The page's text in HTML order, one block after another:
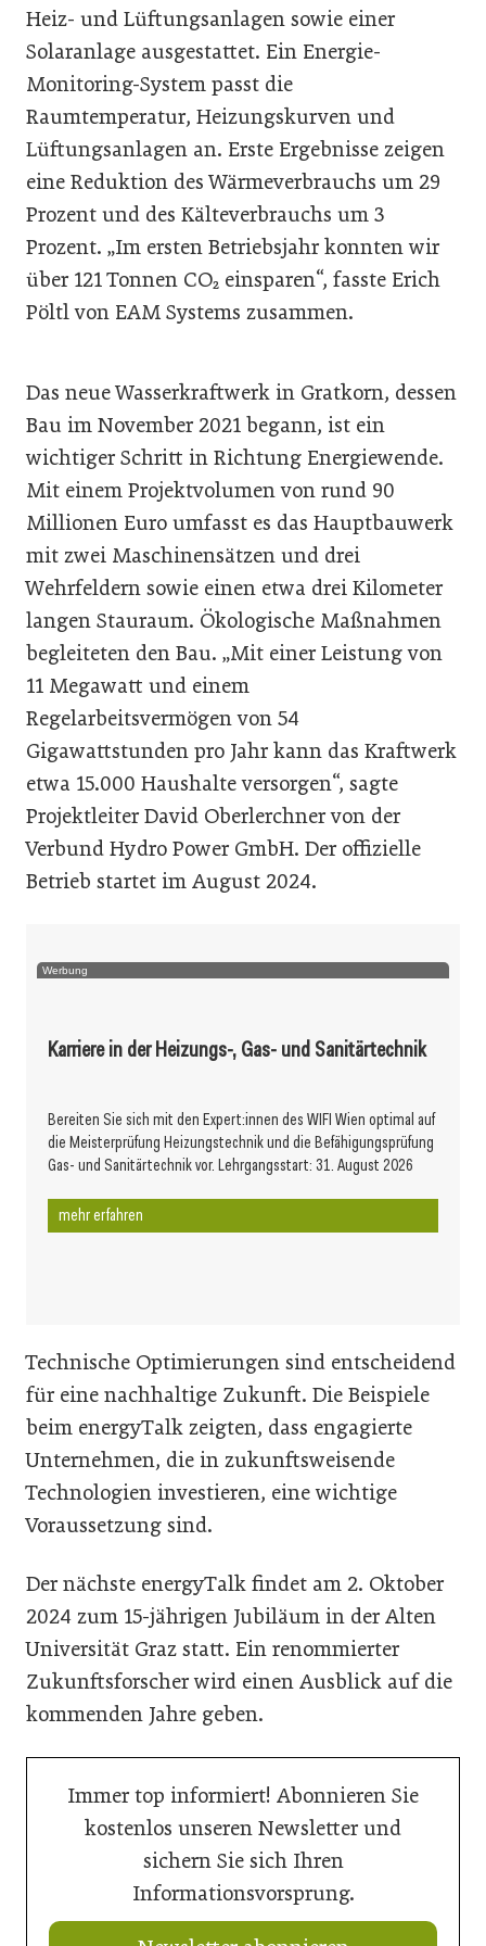
Heiz- und Lüftungsanlagen sowie einer
Solaranlage ausgestattet. Ein Energie-
Monitoring-System passt die
Raumtemperatur, Heizungskurven und
Lüftungsanlagen an. Erste Ergebnisse zeigen
eine Reduktion des Wärmeverbrauchs um 29
Prozent und des Kälteverbrauchs um 3
Prozent. „Im ersten Betriebsjahr konnten wir
über 121 Tonnen CO₂ einsparen“, fasste Erich
Pöltl von EAM Systems zusammen.
Das neue Wasserkraftwerk in Gratkorn, dessen
Bau im November 2021 begann, ist ein
wichtiger Schritt in Richtung Energiewende.
Mit einem Projektvolumen von rund 90
Millionen Euro umfasst es das Hauptbauwerk
mit zwei Maschinensätzen und drei
Wehrfeldern sowie einen etwa drei Kilometer
langen Stauraum. Ökologische Maßnahmen
begleiteten den Bau. „Mit einer Leistung von
11 Megawatt und einem
Regelarbeitsvermögen von 54
Gigawattstunden pro Jahr kann das Kraftwerk
etwa 15.000 Haushalte versorgen“, sagte
Projektleiter David Oberlerchner von der
Verbund Hydro Power GmbH. Der offizielle
Betrieb startet im August 2024.
Werbung
Karriere in der Heizungs-, Gas- und Sanitärtechnik
Bereiten Sie sich mit den Expert:innen des WIFI Wien optimal auf
die Meisterprüfung Heizungstechnik und die Befähigungsprüfung
Gas- und Sanitärtechnik vor. Lehrgangsstart: 31. August 2026
mehr erfahren
Technische Optimierungen sind entscheidend
für eine nachhaltige Zukunft. Die Beispiele
beim energyTalk zeigten, dass engagierte
Unternehmen, die in zukunftsweisende
Technologien investieren, eine wichtige
Voraussetzung sind.
Der nächste energyTalk findet am 2. Oktober
2024 zum 15-jährigen Jubiläum in der Alten
Universität Graz statt. Ein renommierter
Zukunftsforscher wird einen Ausblick auf die
kommenden Jahre geben.
Immer top informiert! Abonnieren Sie
kostenlos unseren Newsletter und
sichern Sie sich Ihren
Informationsvorsprung.